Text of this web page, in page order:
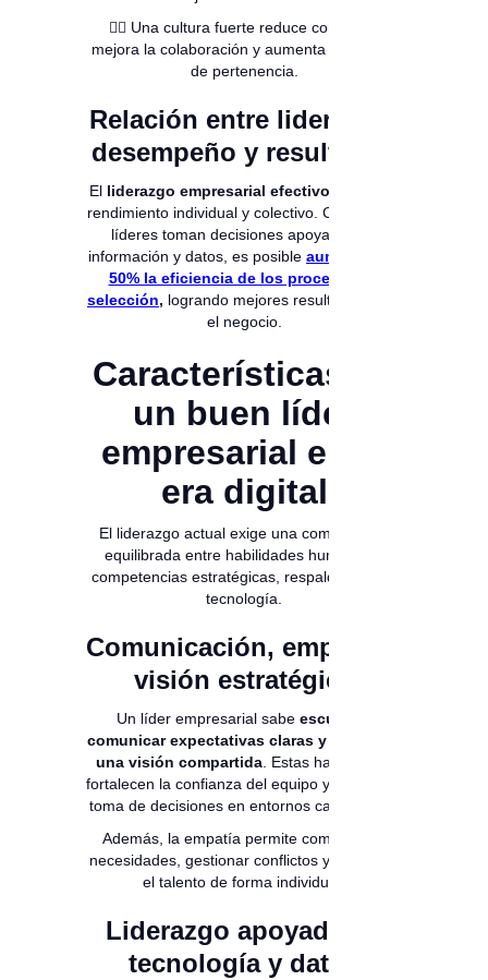
👉🏻 Una cultura fuerte reduce conflictos,
mejora la colaboración y aumenta el sentido
de pertenencia.
Relación entre liderazgo,
desempeño y resultados
El liderazgo empresarial efectivo
rendimiento individual y colectivo. Cuando los
líderes toman decisiones apoyadas en
información y datos, es posible aumentar un
50% la eficiencia de los procesos de
selección, logrando mejores resultados para
el negocio.
Características de
un buen líder
empresarial en la
era digital
El liderazgo actual exige una combinación
equilibrada entre habilidades humanas y
competencias estratégicas, respaldadas por
tecnología.
Comunicación, empatía y
visión estratégica
Un líder empresarial sabe escuchar,
comunicar expectativas claras y proyectar
una visión compartida . Estas habilidades
fortalecen la confianza del equipo y facilitan la
toma de decisiones en entornos cambiantes.
Además, la empatía permite comprender
necesidades, gestionar conflictos y potenciar
el talento de forma individual.
Liderazgo apoyado en
tecnología y datos